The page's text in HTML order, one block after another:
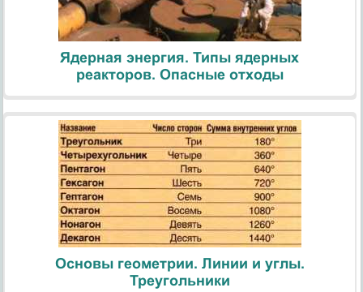
Ядерная энергия. Типы ядерных
реакторов. Опасные отходы
Основы геометрии. Линии и углы.
Треугольники